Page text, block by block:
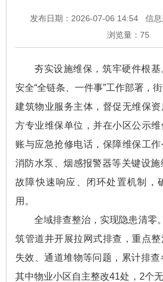
发布日期：2026-07-06 14:54
信
浏览量： 75
夯实设施维保，筑牢硬件根
安全“全链条、一件事”工作部署，
建筑物业服务主体，督促无维保
方专业维保单位，并在小区公示
账与应急抢修电话，保障维保工
消防水泵、烟感报警器等关键设
故障快速响应、闭环处置机制，
用。
全域排查整治，实现隐患清零
筑管道井开展拉网式排查，重点
失效、通道堆物等问题，累计排查
其中物业小区自主整改41处，2个